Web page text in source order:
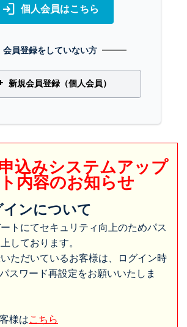
login 個人会員はこちら
会員登録をしていない方
新規会員登録（個人会員）
申込みシステムアップ
内容のお知らせ
ンについて
トにてセキュリティ向上のためパス
しております。
ただいているお客様は、ログイン時
スワード再設定をお願いいたしま
様はこちら